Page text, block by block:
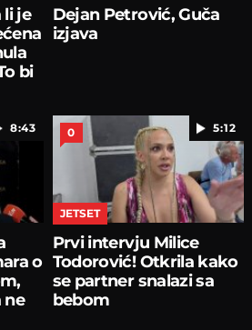
li je
bi
Dejan Petrović, Guča
izjava
8:43
o
ne
5:12
0
JETSET
Prvi intervju Milice
Todorović! Otkrila kako
se partner snalazi sa
bebom